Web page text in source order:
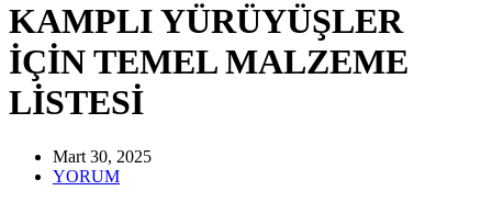
KAMPLI YÜRÜYÜŞLER
İÇİN TEMEL MALZEME
LİSTESİ
Mart 30, 2025
YORUM